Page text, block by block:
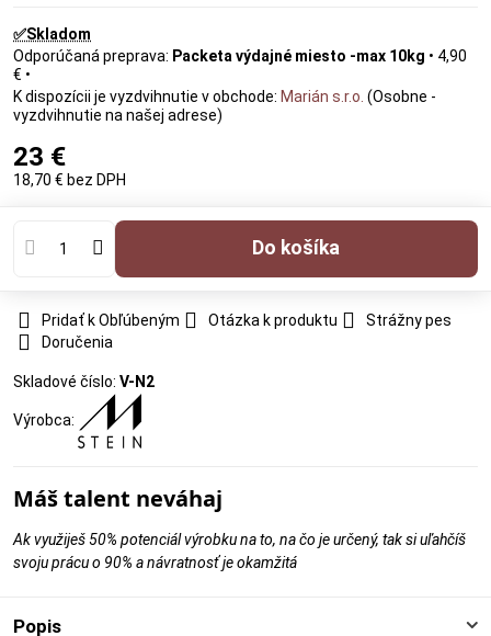
✅Skladom
Packeta výdajné miesto -max 10kg • 4,90
€ •
Marián s.r.o. (Osobne -
vyzdvihnutie na našej adrese)
23 €
18,70 € bez DPH
Do košíka
Pridať k Obľúbeným Otázka k produktu
Strážny pes
Doručenia
Skladové číslo: V-N2
Výrobca:
Máš talent neváhaj
Ak využiješ 50% potenciál výrobku na to, na čo je určený, tak si uľahčíš
svoju prácu o 90% a návratnosť je okamžitá
Popis